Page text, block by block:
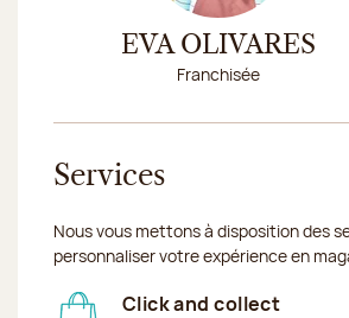
EVA OLIVARES
Franchisée
Services
Nous vous mettons à disposition des
personnaliser votre expérience en
Click and collect